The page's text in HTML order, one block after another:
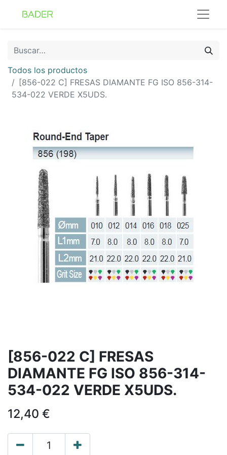
Todos los productos
[856-022 C] FRESAS DIAMANTE FG ISO 856-314-
534-022 VERDE X5UDS.
[856-022 C] FRESAS
DIAMANTE FG ISO 856-314-
534-022 VERDE X5UDS.
12,40 €